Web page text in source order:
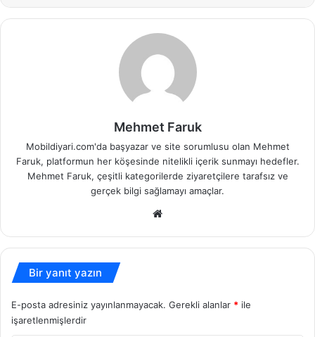
Mehmet Faruk
Mobildiyari.com'da başyazar ve site sorumlusu olan Mehmet
Faruk, platformun her köşesinde nitelikli içerik sunmayı hedefler.
Mehmet Faruk, çeşitli kategorilerde ziyaretçilere tarafsız ve
gerçek bilgi sağlamayı amaçlar.
Bir yanıt yazın
E-posta adresiniz yayınlanmayacak. Gerekli alanlar * ile
işaretlenmişlerdir